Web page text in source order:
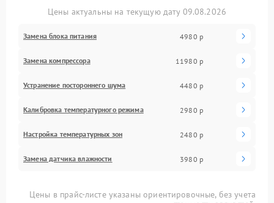
Цены актуальны на текущую дату 09.08.2026
Замена блока питания 4980 р
Замена компрессора 11980 р
Устранение постороннего шума 4480 р
Калибровка температурного режима 2980 р
Настройка температурных зон 2480 р
Замена датчика влажности 3980 р
Цены в прайс-листе указаны ориентировочные, без учета